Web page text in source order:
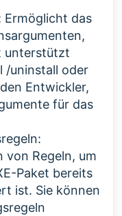
Ermöglicht das
unterstützt
/uninstall oder
Entwickler,
für das
von Regeln, um
Paket bereits
ist. Sie können